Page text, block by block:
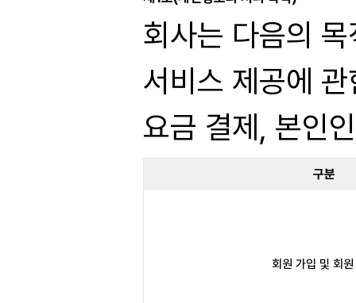
회사는 다음의
서비스 제공에
요금 결제, 본인
구분
회원 가입 및 회원